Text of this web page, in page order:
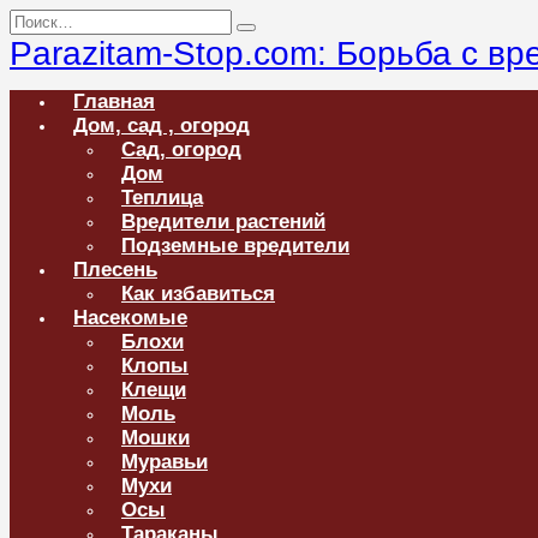
Перейти
к
содержанию
Search
for:
Parazitam-Stop.com: Борьба с
Главная
Дом, сад , огород
Сад, огород
Дом
Теплица
Вредители растений
Подземные вредители
Плесень
Как избавиться
Насекомые
Блохи
Клопы
Клещи
Моль
Мошки
Муравьи
Мухи
Осы